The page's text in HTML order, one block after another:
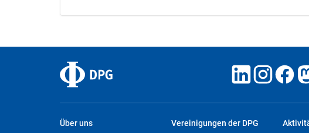
Über uns Vereinigungen der DPG